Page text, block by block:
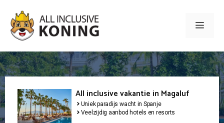
naar
inhoud
Menu
All inclusive vakantie in Magaluf
Uniek paradijs wacht in Spanje
Veelzijdig aanbod hotels en resorts